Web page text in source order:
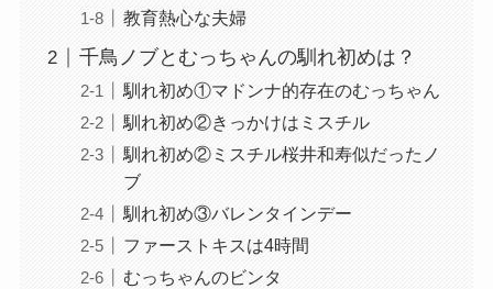
教育熱心な夫婦
千鳥ノブとむっちゃんの馴れ初めは？
馴れ初め①マドンナ的存在のむっちゃん
馴れ初め②きっかけはミスチル
馴れ初め②ミスチル桜井和寿似だったノ
ブ
馴れ初め③バレンタインデー
ファーストキスは4時間
むっちゃんのビンタ